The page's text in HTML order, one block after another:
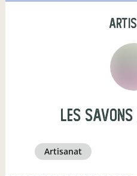
les Savons
artisanat